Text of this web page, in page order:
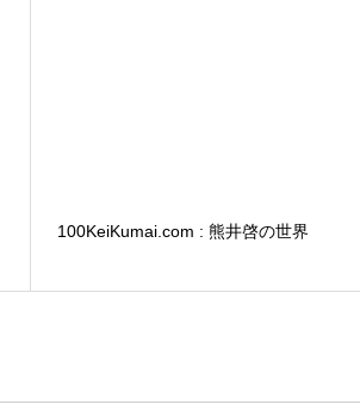
100KeiKumai.com : 熊井啓の世界